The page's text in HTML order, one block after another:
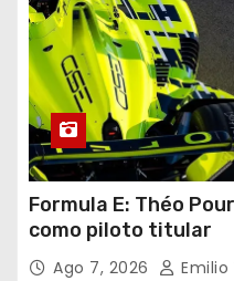
Formula E: Théo
como piloto titular
Ago 7, 2026 Emilio